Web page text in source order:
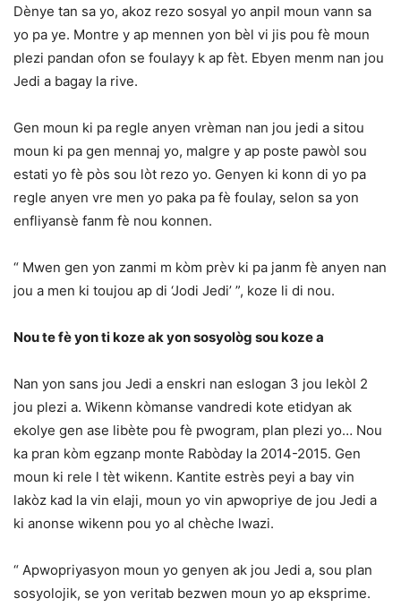
Dènye tan sa yo, akoz rezo sosyal yo anpil moun vann sa
yo pa ye. Montre y ap mennen yon bèl vi jis pou fè moun
plezi pandan ofon se foulayy k ap fèt. Ebyen menm nan jou
Jedi a bagay la rive.
Gen moun ki pa regle anyen vrèman nan jou jedi a sitou
moun ki pa gen mennaj yo, malgre y ap poste pawòl sou
estati yo fè pòs sou lòt rezo yo. Genyen ki konn di yo pa
regle anyen vre men yo paka pa fè foulay, selon sa yon
enfliyansè fanm fè nou konnen.
“ Mwen gen yon zanmi m kòm prèv ki pa janm fè anyen nan
jou a men ki toujou ap di ‘Jodi Jedi’ ”, koze li di nou.
Nou te fè yon ti koze ak yon sosyològ sou koze a
Nan yon sans jou Jedi a enskri nan eslogan 3 jou lekòl 2
jou plezi a. Wikenn kòmanse vandredi kote etidyan ak
ekolye gen ase libète pou fè pwogram, plan plezi yo… Nou
ka pran kòm egzanp monte Rabòday la 2014-2015. Gen
moun ki rele l tèt wikenn. Kantite estrès peyi a bay vin
lakòz kad la vin elaji, moun yo vin apwopriye de jou Jedi a
ki anonse wikenn pou yo al chèche lwazi.
“ Apwopriyasyon moun yo genyen ak jou Jedi a, sou plan
sosyolojik, se yon veritab bezwen moun yo ap eksprime.